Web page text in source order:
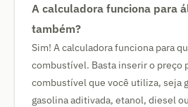
A calculadora funciona para
também?
Sim! A calculadora funciona para
combustível. Basta inserir o preço
combustível que você utiliza, seja
gasolina aditivada, etanol, diesel